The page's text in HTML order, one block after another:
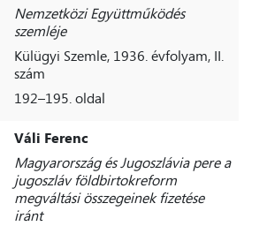
Nemzetközi Együttműködés
szemléje
Külügyi Szemle, 1936. évfolyam, II.
szám
192–195. oldal
Váli Ferenc
Magyarország és Jugoszlávia pere a
jugoszláv földbirtokreform
megváltási összegeinek fizetése
iránt